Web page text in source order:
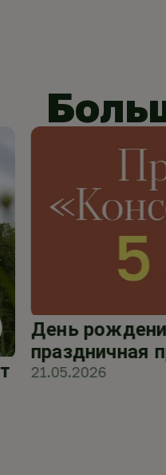
День
праздничная
21.05.2026